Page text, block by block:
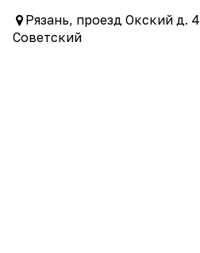
Рязань, проезд Окский д. 4
Советский